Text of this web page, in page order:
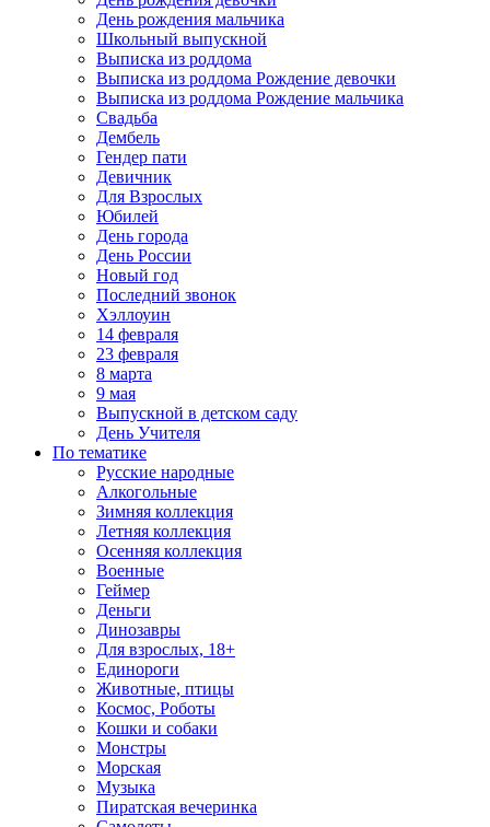
День рождения мальчика
Школьный выпускной
Выписка из роддома
Выписка из роддома Рождение девочки
Выписка из роддома Рождение мальчика
Свадьба
Дембель
Гендер пати
Девичник
Для Взрослых
Юбилей
День города
День России
Новый год
Последний звонок
Хэллоуин
14 февраля
23 февраля
8 марта
9 мая
Выпускной в детском саду
День Учителя
По тематике
Русские народные
Алкогольные
Зимняя коллекция
Летняя коллекция
Осенняя коллекция
Военные
Геймер
Деньги
Динозавры
Для взрослых, 18+
Единороги
Животные, птицы
Космос, Роботы
Кошки и собаки
Монстры
Морская
Музыка
Пиратская вечеринка